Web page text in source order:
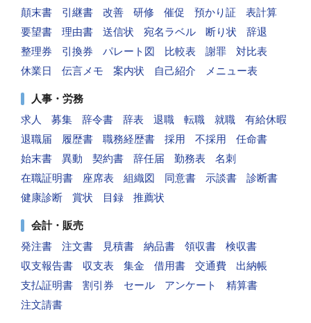
顛末書
引継書 改善 研修 催促 預かり証
表計算
要望書
理由書 送信状 宛名ラベル 断り状
辞退
整理券
引換券 パレート図 比較表 謝罪
対比表
休業日
伝言メモ 案内状 自己紹介 メニュー表
人事・労務
求人
募集 辞令書 辞表 退職 転職 就職
有給休暇
退職届
履歴書 職務経歴書 採用 不採用
任命書
始末書
異動 契約書 辞任届 勤務表
名刺
在職証明書
座席表 組織図 同意書 示談書
診断書
健康診断
賞状 目録 推薦状
会計・販売
発注書
注文書 見積書 納品書 領収書
検収書
収支報告書
収支表 集金 借用書 交通費
出納帳
支払証明書
割引券 セール アンケート
精算書
注文請書